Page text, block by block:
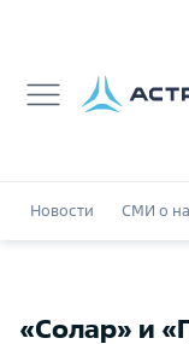
Новости СМИ о
«Солар» и